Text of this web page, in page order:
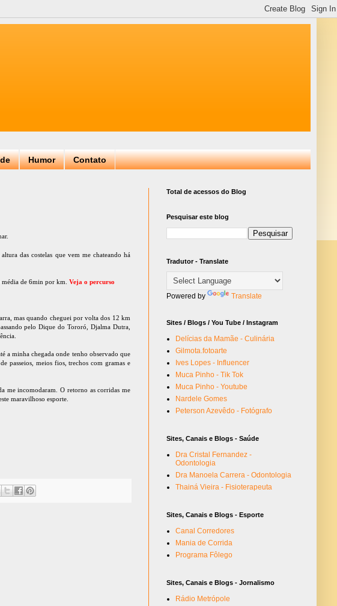
Humor Contato
das costelas que vem me chateando há
de 6min por km. Veja o percurso
mas quando cheguei por volta dos 12 km
pelo Dique do Tororó, Djalma Dutra,
a minha chegada onde tenho observado que
passeios, meios fios, trechos com gramas e
me incomodaram. O retorno as corridas me
maravilhoso esporte.
Total de acessos do Blog
Pesquisar este blog
Tradutor - Translate
Powered by Translate
Sites / Blogs / You Tube / Instagram
Delícias da Mamãe - Culinária
Gilmota.fotoarte
Ives Lopes - Influencer
Muca Pinho - Tik Tok
Muca Pinho - Youtube
Nardele Gomes
Peterson Azevêdo - Fotógrafo
Sites, Canais e Blogs - Saúde
Dra Cristal Fernandez -
Odontologia
Dra Manoela Carrera - Odontologia
Thainá Vieira - Fisioterapeuta
Sites, Canais e Blogs - Esporte
Canal Corredores
Mania de Corrida
Programa Fôlego
Sites, Canais e Blogs - Jornalismo
Rádio Metrópole